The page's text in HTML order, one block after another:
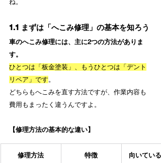
ね。
1.1 まずは「へこみ修理」の基本を知ろう
車のへこみ修理には、主に2つの方法がありま
す。
ひとつは「板金塗装」、もうひとつは「デント
リペア」です 。
どちらもへこみを直す方法ですが、作業内容も
費用もまったく違うんですよ。
【修理方法の基本的な違い】
修理方法 特徴
向いている